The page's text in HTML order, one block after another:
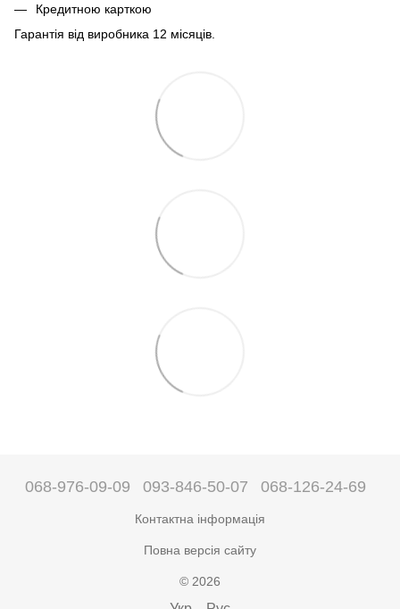
Кредитною карткою
Гарантія від виробника 12 місяців.
068-976-09-09 093-846-50-07 068-126-24-69
Контактна інформація
Повна версія сайту
© 2026